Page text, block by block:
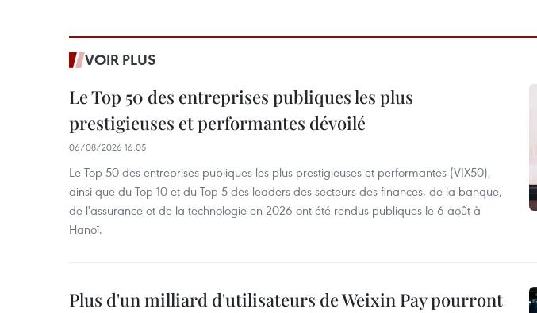
VOIR PLUS
Le Top 50 des entreprises publiques les plus
prestigieuses et performantes dévoilé
06/08/2026 16:05
Le Top 50 des entreprises publiques les plus prestigieuses et performantes (VIX50),
ainsi que du Top 10 et du Top 5 des leaders des secteurs des finances, de la banque,
de l'assurance et de la technologie en 2026 ont été rendus publiques le 6 août à
Hanoï.
Plus d'un milliard d'utilisateurs de Weixin Pay pourront